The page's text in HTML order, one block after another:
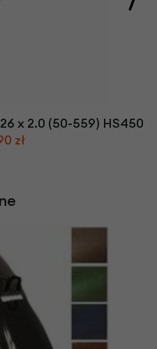
x 2.0 (50-559) HS450
zł